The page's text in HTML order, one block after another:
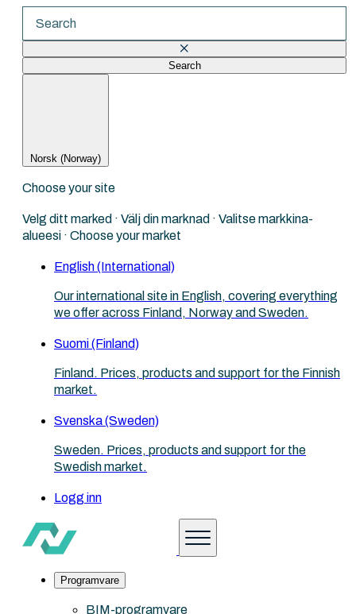
Search
Norsk (Norway)
Choose your site
Velg ditt marked · Välj din marknad · Valitse markkina-
alueesi · Choose your market
English (International)
Our international site in English, covering everything
we offer across Finland, Norway and Sweden.
Suomi (Finland)
Finland. Prices, products and support for the Finnish
market.
Svenska (Sweden)
Sweden. Prices, products and support for the
Swedish market.
Logg inn
Programvare
BIM-programvare